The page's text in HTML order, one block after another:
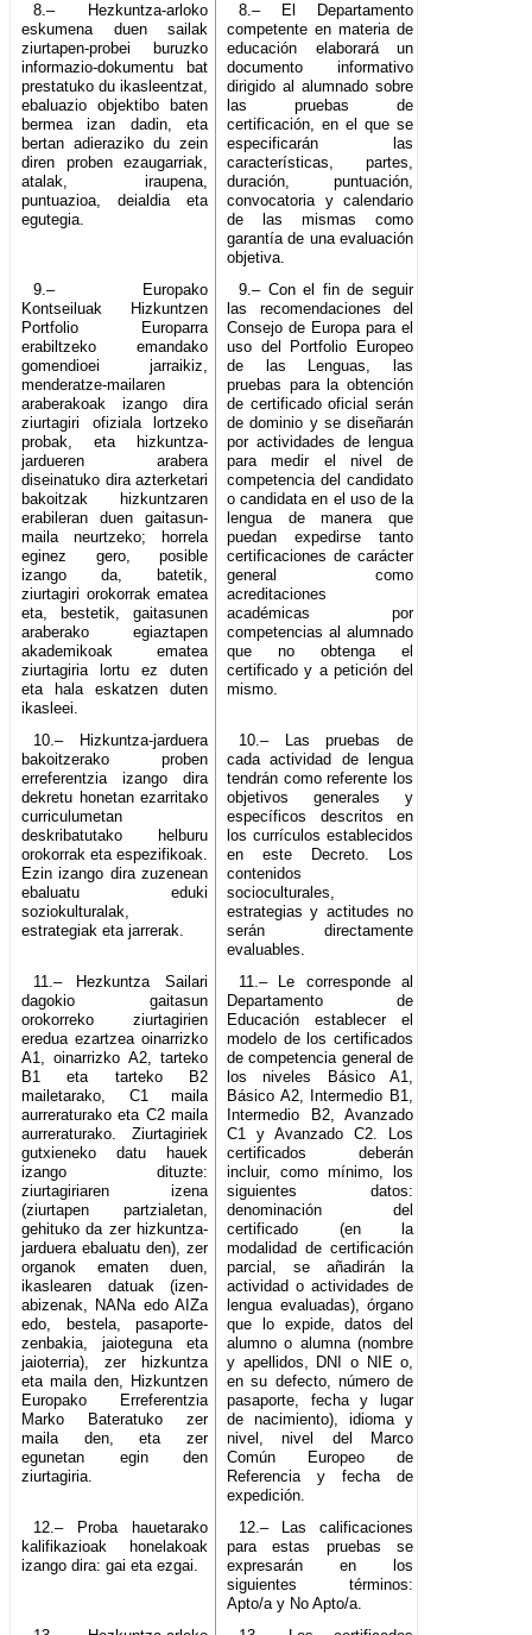
8.– Hezkuntza-arloko
eskumena duen sailak
ziurtapen-probei buruzko
informazio-dokumentu bat
prestatuko du ikasleentzat,
ebaluazio objektibo baten
bermea izan dadin, eta
bertan adieraziko du zein
diren proben ezaugarriak,
atalak, iraupena,
puntuazioa, deialdia eta
egutegia.
8.– El Departamento
competente en materia de
educación elaborará un
documento informativo
dirigido al alumnado sobre
las pruebas de
certificación, en el que se
especificarán las
características, partes,
duración, puntuación,
convocatoria y calendario
de las mismas como
garantía de una evaluación
objetiva.
9.– Europako
Kontseiluak Hizkuntzen
Portfolio Europarra
erabiltzeko emandako
gomendioei jarraikiz,
menderatze-mailaren
araberakoak izango dira
ziurtagiri ofiziala lortzeko
probak, eta hizkuntza-
jardueren arabera
diseinatuko dira azterketari
bakoitzak hizkuntzaren
erabileran duen gaitasun-
maila neurtzeko; horrela
eginez gero, posible
izango da, batetik,
ziurtagiri orokorrak ematea
eta, bestetik, gaitasunen
araberako egiaztapen
akademikoak ematea
ziurtagiria lortu ez duten
eta hala eskatzen duten
ikasleei.
9.– Con el fin de seguir
las recomendaciones del
Consejo de Europa para el
uso del Portfolio Europeo
de las Lenguas, las
pruebas para la obtención
de certificado oficial serán
de dominio y se diseñarán
por actividades de lengua
para medir el nivel de
competencia del candidato
o candidata en el uso de la
lengua de manera que
puedan expedirse tanto
certificaciones de carácter
general como
acreditaciones
académicas por
competencias al alumnado
que no obtenga el
certificado y a petición del
mismo.
10.– Hizkuntza-jarduera
bakoitzerako proben
erreferentzia izango dira
dekretu honetan ezarritako
curriculumetan
deskribatutako helburu
orokorrak eta espezifikoak.
Ezin izango dira zuzenean
ebaluatu eduki
soziokulturalak,
estrategiak eta jarrerak.
10.– Las pruebas de
cada actividad de lengua
tendrán como referente los
objetivos generales y
específicos descritos en
los currículos establecidos
en este Decreto. Los
contenidos
socioculturales,
estrategias y actitudes no
serán directamente
evaluables.
11.– Hezkuntza Sailari
dagokio gaitasun
orokorreko ziurtagirien
eredua ezartzea oinarrizko
A1, oinarrizko A2, tarteko
B1 eta tarteko B2
mailetarako, C1 maila
aurreraturako eta C2 maila
aurreraturako. Ziurtagiriek
gutxieneko datu hauek
izango dituzte:
ziurtagiriaren izena
(ziurtapen partzialetan,
gehituko da zer hizkuntza-
jarduera ebaluatu den), zer
organok ematen duen,
ikaslearen datuak (izen-
abizenak, NANa edo AIZa
edo, bestela, pasaporte-
zenbakia, jaioteguna eta
jaioterria), zer hizkuntza
eta maila den, Hizkuntzen
Europako Erreferentzia
Marko Bateratuko zer
maila den, eta zer
egunetan egin den
ziurtagiria.
11.– Le corresponde al
Departamento de
Educación establecer el
modelo de los certificados
de competencia general de
los niveles Básico A1,
Básico A2, Intermedio B1,
Intermedio B2, Avanzado
C1 y Avanzado C2. Los
certificados deberán
incluir, como mínimo, los
siguientes datos:
denominación del
certificado (en la
modalidad de certificación
parcial, se añadirán la
actividad o actividades de
lengua evaluadas), órgano
que lo expide, datos del
alumno o alumna (nombre
y apellidos, DNI o NIE o,
en su defecto, número de
pasaporte, fecha y lugar
de nacimiento), idioma y
nivel, nivel del Marco
Común Europeo de
Referencia y fecha de
expedición.
12.– Proba hauetarako
kalifikazioak honelakoak
izango dira: gai eta ezgai.
12.– Las calificaciones
para estas pruebas se
expresarán en los
siguientes términos:
Apto/a y No Apto/a.